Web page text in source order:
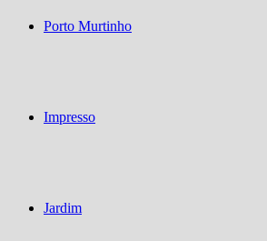
Porto Murtinho
Impresso
Jardim